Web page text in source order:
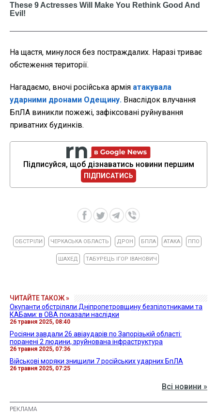
На щастя, минулося без постраждалих. Наразі триває
обстеження території.
Нагадаємо, вночі російська армія атакувала
ударними дронами Одещину. Внаслідок влучання
БпЛА виникли пожежі, зафіксовані руйнування
приватних будинків.
Підписуйся, щоб дізнаватись новини першим
ПІДПИСАТИСЬ
ОБСТРІЛИ ЧЕРКАСЬКА ОБЛАСТЬ ДРОН БПЛА АТАКА ППО
ШАХЕД ТАБУРЕЦЬ ІГОР ІВАНОВИЧ
ЧИТАЙТЕ ТАКОЖ »
Окупанти обстріляли Дніпропетровщину безпілотниками та
КАБами: в ОВА показали наслідки
26 травня 2025, 08:40
Росіяни завдали 26 авіаударів по Запорізькій області:
поранені 2 людини, зруйнована інфраструктура
26 травня 2025, 07:36
Військові моряки знищили 7 російських ударних БпЛА
26 травня 2025, 07:25
Всі новини »